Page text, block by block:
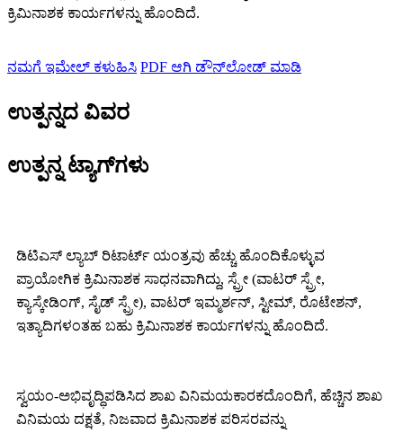
ಕ್ರಿಮಿನಾಶಕ ಕಾರ್ಯಗಳನ್ನು ಹೊಂದಿದೆ.
ನಮಗೆ ಇಮೇಲ್ ಕಳುಹಿಸಿ PDF ಆಗಿ ಡೌನ್‌ಲೋಡ್ ಮಾಡಿ
ಉತ್ಪನ್ನದ ವಿವರ
ಉತ್ಪನ್ನ ಟ್ಯಾಗ್‌ಗಳು
ಡಿಟಿಎಸ್ ಲ್ಯಾಬ್ ರಿಟಾರ್ಟ್ ಯಂತ್ರವು ಹೆಚ್ಚು ಹೊಂದಿಕೊಳ್ಳುವ
ಪ್ರಾಯೋಗಿಕ ಕ್ರಿಮಿನಾಶಕ ಸಾಧನವಾಗಿದ್ದು, ಸ್ಪ್ರೇ (ವಾಟರ್ ಸ್ಪ್ರೇ,
ಕ್ಯಾಸ್ಕೇಡಿಂಗ್, ಸೈಡ್ ಸ್ಪ್ರೇ), ವಾಟರ್ ಇಮ್ಮರ್ಶನ್, ಸ್ಟೀಮ್, ರೊಟೇಶನ್,
ಇತ್ಯಾದಿಗಳಂತಹ ಬಹು ಕ್ರಿಮಿನಾಶಕ ಕಾರ್ಯಗಳನ್ನು ಹೊಂದಿದೆ.
ಸ್ವಯಂ-ಅಭಿವೃದ್ಧಿಪಡಿಸಿದ ಶಾಖ ವಿನಿಮಯಕಾರಕದೊಂದಿಗೆ, ಹೆಚ್ಚಿನ ಶಾಖ
ವಿನಿಮಯ ದಕ್ಷತೆ, ನಿಜವಾದ ಕ್ರಿಮಿನಾಶಕ ಪರಿಸರವನ್ನು